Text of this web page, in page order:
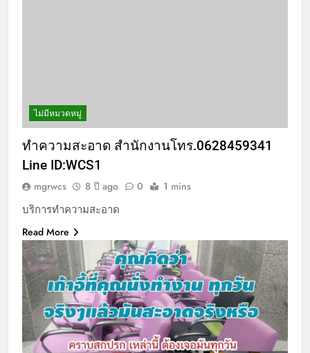
ไม่มีหมวดหมู่
ทำความสะอาด สำนักงานโทร.0628459341
Line ID:WCS1
mgrwcs 8 ปี ago 0 1 mins
บริการทำความสะอาด
Read More